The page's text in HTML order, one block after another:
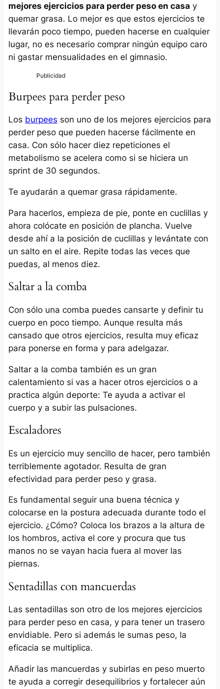
mejores ejercicios para perder peso en casa y
quemar grasa. Lo mejor es que estos ejercicios te
llevarán poco tiempo, pueden hacerse en cualquier
lugar, no es necesario comprar ningún equipo caro
ni gastar mensualidades en el gimnasio.
Burpees para perder peso
Los burpees son uno de los mejores ejercicios para
perder peso que pueden hacerse fácilmente en
casa. Con sólo hacer diez repeticiones el
metabolismo se acelera como si se hiciera un
sprint de 30 segundos.
Te ayudarán a quemar grasa rápidamente.
Para hacerlos, empieza de pie, ponte en cuclillas y
ahora colócate en posición de plancha. Vuelve
desde ahí a la posición de cuclillas y levántate con
un salto en el aire. Repite todas las veces que
puedas, al menos diez.
Saltar a la comba
Con sólo una comba puedes cansarte y definir tu
cuerpo en poco tiempo. Aunque resulta más
cansado que otros ejercicios, resulta muy eficaz
para ponerse en forma y para adelgazar.
Saltar a la comba también es un gran
calentamiento si vas a hacer otros ejercicios o a
practica algún deporte: Te ayuda a activar el
cuerpo y a subir las pulsaciones.
Escaladores
Es un ejercicio muy sencillo de hacer, pero también
terriblemente agotador. Resulta de gran
efectividad para perder peso y grasa.
Es fundamental seguir una buena técnica y
colocarse en la postura adecuada durante todo el
ejercicio. ¿Cómo? Coloca los brazos a la altura de
los hombros, activa el core y procura que tus
manos no se vayan hacia fuera al mover las
piernas.
Sentadillas con mancuerdas
Las sentadillas son otro de los mejores ejercicios
para perder peso en casa, y para tener un trasero
envidiable. Pero si además le sumas peso, la
eficacia se multiplica.
Añadir las mancuerdas y subirlas en peso muerto
te ayuda a corregir desequilibrios y fortalecer aún